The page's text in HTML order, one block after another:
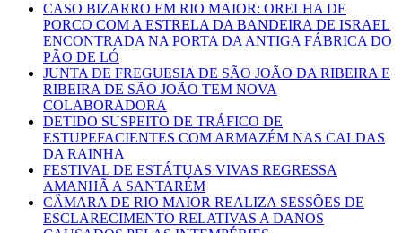
CASO BIZARRO EM RIO MAIOR: ORELHA DE
PORCO COM A ESTRELA DA BANDEIRA DE ISRAEL
ENCONTRADA NA PORTA DA ANTIGA FÁBRICA DO
PÃO DE LÓ
JUNTA DE FREGUESIA DE SÃO JOÃO DA RIBEIRA E
RIBEIRA DE SÃO JOÃO TEM NOVA
COLABORADORA
DETIDO SUSPEITO DE TRÁFICO DE
ESTUPEFACIENTES COM ARMAZÉM NAS CALDAS
DA RAINHA
FESTIVAL DE ESTÁTUAS VIVAS REGRESSA
AMANHÃ A SANTARÉM
CÂMARA DE RIO MAIOR REALIZA SESSÕES DE
ESCLARECIMENTO RELATIVAS A DANOS